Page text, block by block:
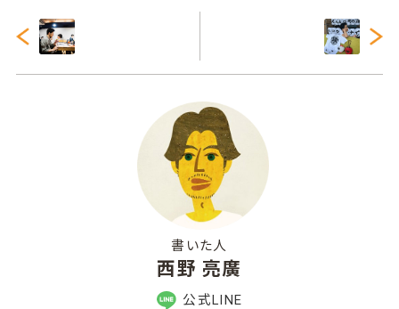
書いた人
西野 亮廣
公式LINE